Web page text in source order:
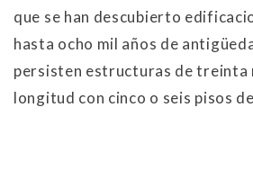
que se han descubierto
hasta ocho mil años de
persisten estructuras de treinta
longitud con cinco o seis pisos